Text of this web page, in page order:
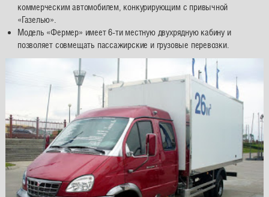
коммерческим автомобилем, конкурирующим с привычной
«Газелью».
Модель «Фермер» имеет 6-ти местную двухрядную кабину и
позволяет совмещать пассажирские и грузовые перевозки.